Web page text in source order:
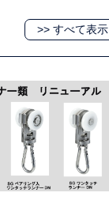
>> すべて表示